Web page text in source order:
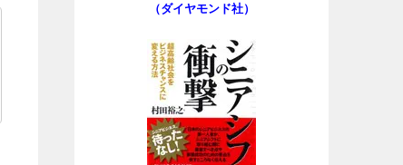
（ダイヤモンド社）